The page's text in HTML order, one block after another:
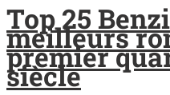
Top 25
meilleurs
premier
siècle